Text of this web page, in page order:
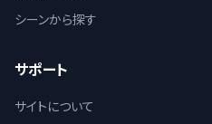
シーンから探す
サポート
サイトについて